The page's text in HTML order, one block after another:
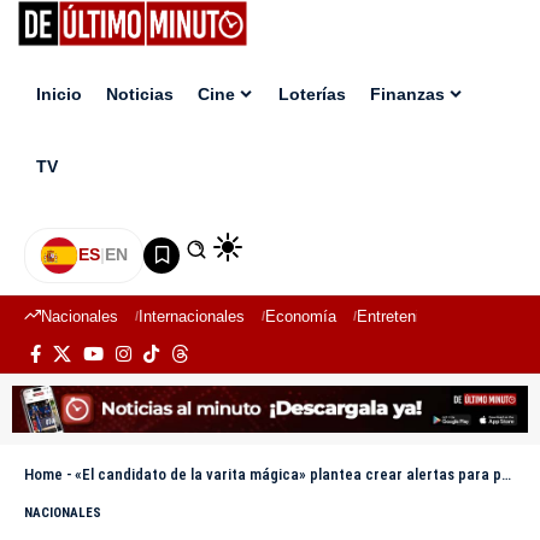
Inicio Noticias Cine Loterías Finanzas
TV
ES|EN
Nacionales Internacionales Economía Entretenimiento
Home - «El candidato de la varita mágica» plantea crear alertas para prevenir desastres
NACIONALES